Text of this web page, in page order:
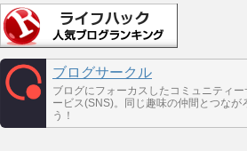
ブログサークル
ブログにフォーカスしたコミュニティー
ービス(SNS)。同じ趣味の仲間とつなが
う！